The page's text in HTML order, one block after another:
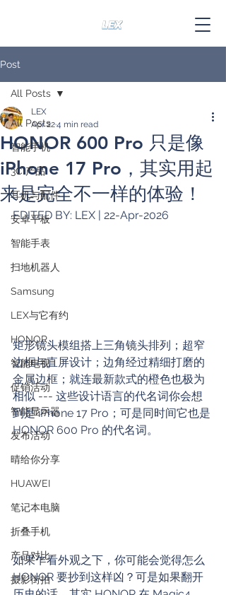
Post
All Posts
智能手机
3C 产品
耳机与配件
安卓平板
智能手表
扫地机器人
Samsung
LEX与它有约
HONOR
智能电视
促销活动
智能显示器
发布活动
晴给你分享
HUAWEI
笔记本电脑
折叠手机
产品对比
摄影街拍
All Posts
HONOR 600 Pro 只是像
iPhone 17 Pro，其实用起
来是完全不一样的体验！
LEX
Apr 224 min read
EDITED BY: LEX | 22-Apr-2026
矩形镜头模组搭上三角镜头排列；超窄
边框与直屏设计；边角经过精细打磨的
金属边框；就连最新款式的橙色也极为
相似 --- 这些设计语言的代名词你会想
到是 iPhone 17 Pro；可是同时间它也是
HONOR 600 Pro 的代名词。
如果乍看外观之下，你可能会觉得怎么
HONOR 要抄到这样凶？可是如果翻开